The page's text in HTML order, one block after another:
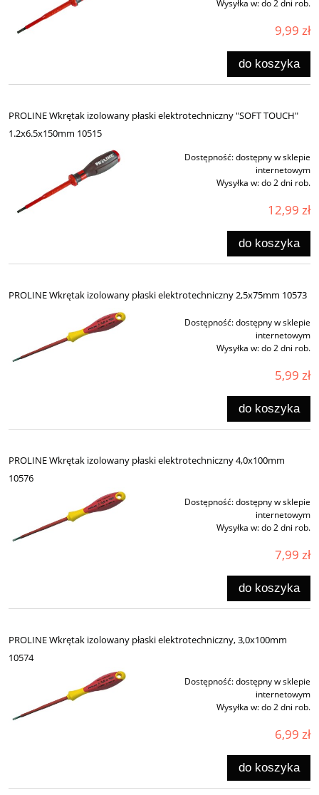
Wysyłka w:do 2 dni rob.
9,99 zł
do koszyka
PROLINE Wkrętak izolowany płaski elektrotechniczny "SOFT TOUCH"
1.2x6.5x150mm 10515
Dostępność:dostępny w sklepie
internetowym
Wysyłka w:do 2 dni rob.
12,99 zł
do koszyka
PROLINE Wkrętak izolowany płaski elektrotechniczny 2,5x75mm 10573
Dostępność:dostępny w sklepie
internetowym
Wysyłka w:do 2 dni rob.
5,99 zł
do koszyka
PROLINE Wkrętak izolowany płaski elektrotechniczny 4,0x100mm
10576
Dostępność:dostępny w sklepie
internetowym
Wysyłka w:do 2 dni rob.
7,99 zł
do koszyka
PROLINE Wkrętak izolowany płaski elektrotechniczny, 3,0x100mm
10574
Dostępność:dostępny w sklepie
internetowym
Wysyłka w:do 2 dni rob.
6,99 zł
do koszyka